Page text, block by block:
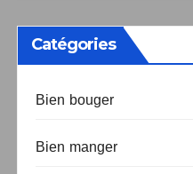
Catégories
Bien bouger
Bien manger